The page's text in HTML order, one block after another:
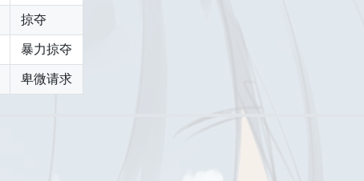
掠夺
暴力掠夺
卑微请求